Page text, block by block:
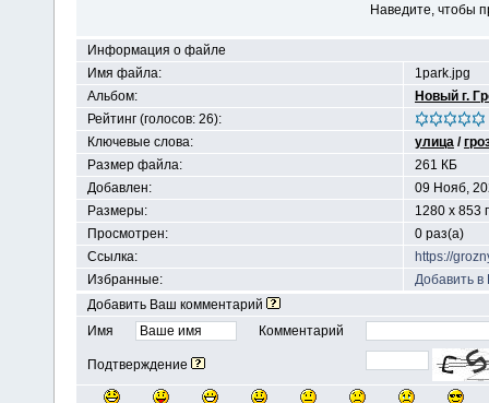
Наведите, чтобы
Информация о файле
Имя файла:
1park.jpg
Альбом:
Новый г.
Рейтинг (голосов: 26):
Ключевые слова:
улица /
Размер файла:
261 КБ
Добавлен:
09 Нояб,
Размеры:
1280 x 853
Просмотрен:
0 раз(а)
Ссылка:
https://
Избранные:
Добавить
Добавить Ваш комментарий
Имя
Комментарий
Подтверждение